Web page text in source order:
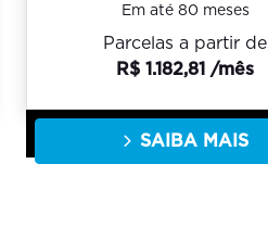
Em até 80 meses
Parcelas a partir de
R$ 1.182,81 /mês
SAIBA MAIS